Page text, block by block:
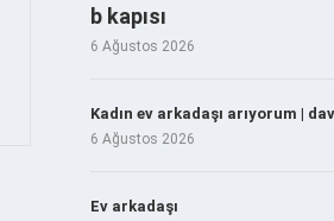
b kapısı
6 Ağustos 2026
Kadın ev arkadaşı arıyorum |
6 Ağustos 2026
Ev arkadaşı